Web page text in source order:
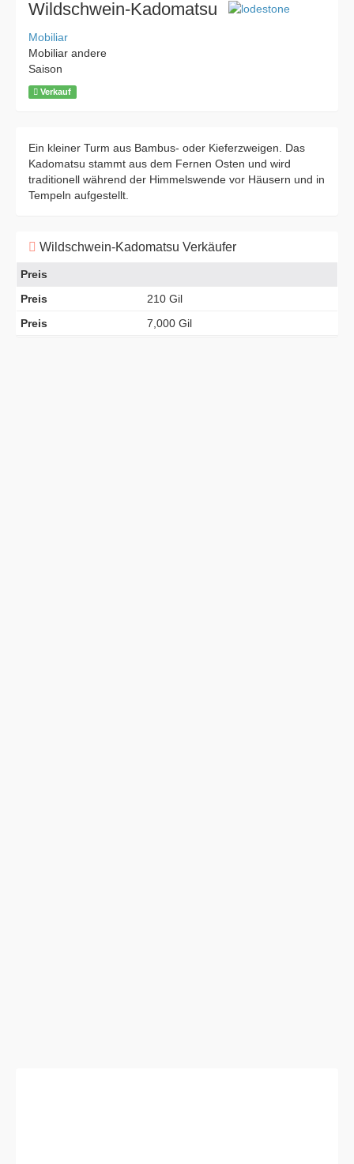
Wildschwein-Kadomatsu
Mobiliar
Mobiliar andere
Saison
Verkauf
Ein kleiner Turm aus Bambus- oder Kieferzweigen. Das
Kadomatsu stammt aus dem Fernen Osten und wird
traditionell während der Himmelswende vor Häusern und in
Tempeln aufgestellt.
Wildschwein-Kadomatsu Verkäufer
Preis
Preis
210 Gil
Preis
7,000 Gil